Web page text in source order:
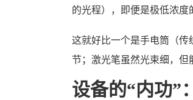
的光程），即便是极低浓度
这就好比一个是手电筒（传
节；激光笔虽然光束细，但
设备的“内功”